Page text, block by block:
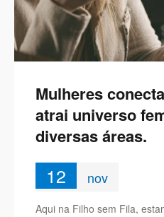
Mulheres
atrai universo
diversas áreas.
12 nov
Aqui na Filho sem Fila,